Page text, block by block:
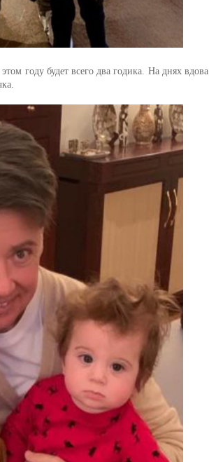
году будет всего два годика. На днях вдова